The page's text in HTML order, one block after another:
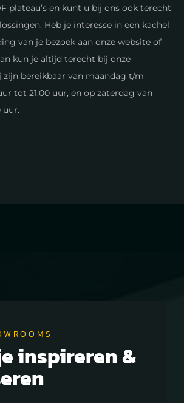
plateau’s en kunt u bij ons ook terecht
Heb je interesse in een kachel
van je bezoek aan onze website of
kun je altijd terecht bij onze
zijn bereikbaar van maandag t/m
tot 21:00 uur, en op zaterdag van
uur.
inspireren &